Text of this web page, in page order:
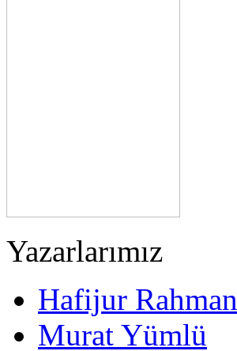
Yazarlarımız
Hafijur Rahman
Murat Yümlü